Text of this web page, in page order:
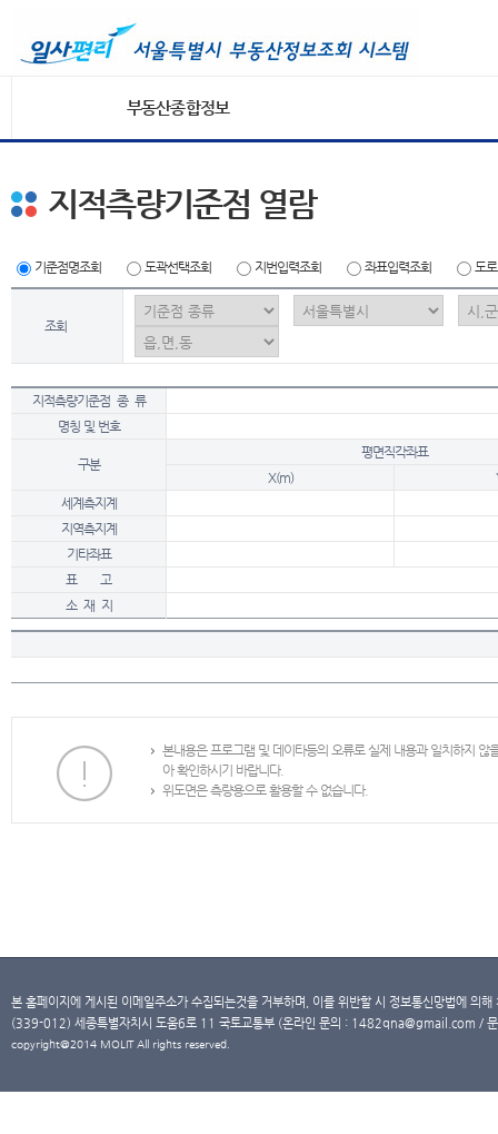
부동산종합정보
지적측량기준점 열람
기준점명조회 도곽선택조회 지번입력조회 좌표입력조회 도
조회
지적측량기준점 종 류
명칭 및 번호
구분
평면직각좌표
X(m)
세계측지계
지역측지계
기타좌표
표 고
소 재 지
본내용은 프로그램 및 데이타등의 오류로 실제 내용과 일치하지
아 확인하시기 바랍니다.
위도면은 측량용으로 활용할 수 없습니다.
본 홈페이지에 게시된 이메일주소가 수집되는것을 거부하며, 이를 위반할 시 정보통신망법에 의
(339-012) 세종특별자치시 도움6로 11 국토교통부 (온라인 문의 : 1482qna@gmail.com /
copyright@2014 MOLIT All rights reserved.